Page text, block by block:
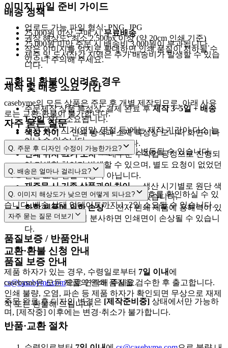
이미지 파일 준비 가이드
업로드 가능 파일 형식: PNG, JPG
권장 해상도: 최소 2,500px 이상 (약 20cm 인쇄 기준)
작은 이미지를 억지로 확대하면 인쇄 품질이 저하될 수
있으니 주의해 주세요.
교환 및 환불이 어려운 경우
casebyme의 모든 상품은 주문 후 개별 제작되므로, 아래 사유
로는 교환·환불이 불가합니다.
색상 차이 — 인쇄 방식과 소재 특성상 모니터 화면이나
출력물과 차이가 날 수 있습니다.
인쇄 위치·크기 오차— 대부분 수작업 공정으로 진행되
어 미세한 차이가 발생할 수 있으며, 별도 요청이 없었던
건은 교환·환불 대상이 아닙니다.
재주문 시 기존 상품과의 차이— 생산 시기별로 원단 색
상·사이즈에 소폭 차이가 있을 수 있습니다.
화학 제품에 의한 손상— 전사 인쇄 제품에 용해력이 있
는 향수 등을 직접 분사하면 인쇄면이 손상될 수 있습니
다.
교환·환불 신청 안내
제품 하자가 있는 경우, 수령일로부터 7일 이내 에
cs@casebyme.com으로 연락해 주세요.
주문 완료 후 디자인 변경은 [제작준비중] 상태에서만 가능하
며, [제작중] 이후에는 변경·취소가 불가합니다.
배송 정책
25,000원 이상 구매 시무료배송
25,000원 미만 주문 시 배송비 3,000원이 부과됩니다.
제주 및 도서산간 지역은 추가 배송비가 발생할 수 있습
니다.
제작 및 배송 소요 기간
주문제작 상품 특성상, 결제 완료 후제작 3~5일 + 배송
1~2일정도 소요됩니다.
주문 폭주 시기(연말, 명절 등)에는 제작 기간이 다소 늘
어날 수 있습니다.
택배사 사정에 따라 배송 일정이 변동될 수 있습니다.
배송 조회
[마이페이지 → 주문내역]에서 운송장 번호를 확인하실 수 있
습니다. 배송 상태 업데이트까지 1~2일 소요될 수 있습니다.
자주 묻는 질문
Q. 주문 후 디자인 수정이 가능한가요?
[제작준비중]
cs@casebyme.com
Q. 배송은 얼마나 걸리나요?
3~5영업일 1~2영업일
Q. 이미지 해상도가 낮으면 어떻게 되나요?
2,500px 이상
자주 묻는 질문 더보기
품질보증 / 반품안내
품질 보증 안내
casebyme은 모든 제품의 인쇄 품질을 검수한 후 출고합니다.
인쇄 불량, 오염, 파손 등 제품 하자가 확인되면 무상으로 재제
작 또는 환불해 드립니다.
반품·교환 절차